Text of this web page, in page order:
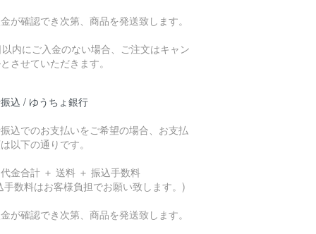
が確認でき次第、商品を発送致します。
内にご入金のない場合、ご注文はキャン
させていただきます。
込 / ゆうちょ銀行
込でのお支払いをご希望の場合、お支払
以下の通りです。
金合計 ＋ 送料 ＋ 振込手数料
手数料はお客様負担でお願い致します。)
が確認でき次第、商品を発送致します。